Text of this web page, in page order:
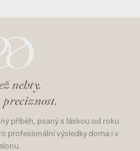
nehty.
příběh, psaný s láskou od roku
profesionální výsledky doma i v